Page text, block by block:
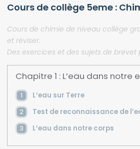
Cours de collège 5eme :
Cours de chimie de niveau collège
et réviser.
Des exercices et des sujets de brevet
Chapitre 1 : L’eau dans notre
L’eau sur Terre
Test de reconnaissance de
L’eau dans notre corps